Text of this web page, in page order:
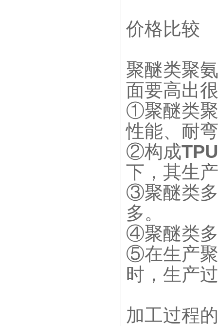
价格比较
聚醚类聚
面要高出
①聚醚类
性能、耐
②构成TPU
下，其生
③聚醚类
多。
④聚醚类
⑤在生产
时，生产
加工过程